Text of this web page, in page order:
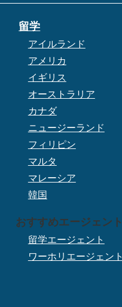
留学
アイルランド
アメリカ
イギリス
オーストラリア
カナダ
ニュージーランド
フィリピン
マルタ
マレーシア
韓国
おすすめエージェント
留学エージェント
ワーホリエージェント